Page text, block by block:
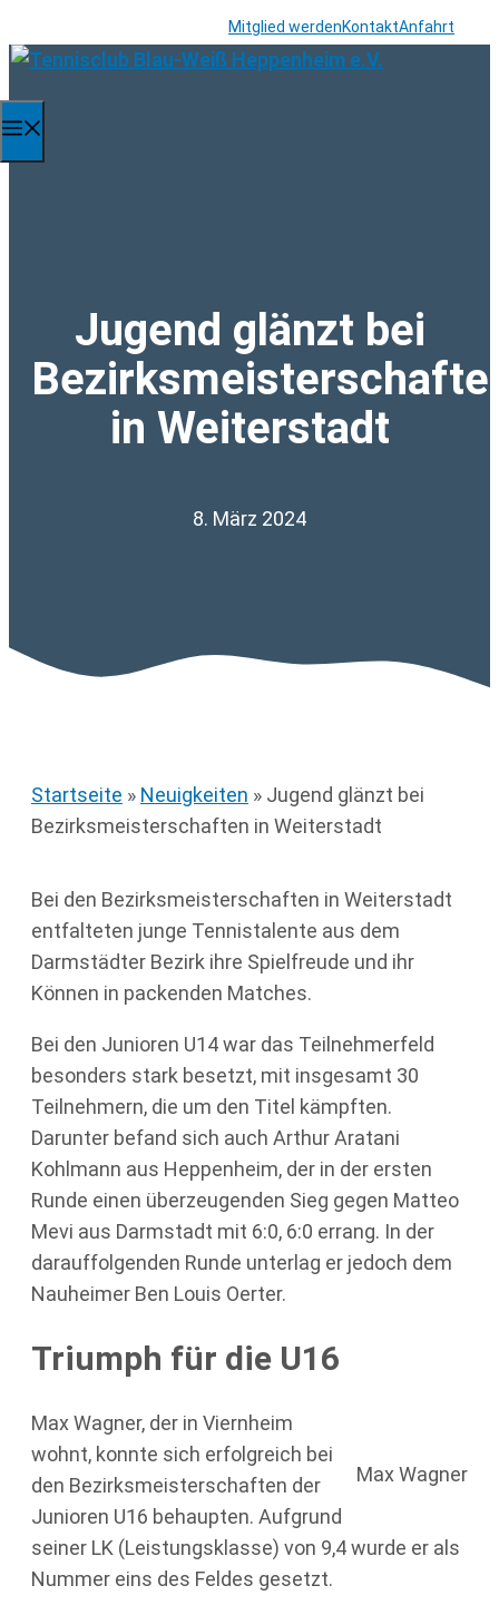
Inhalt
Mitglied werdenKontaktAnfahrt
Jugend glänzt bei
in Weiterstadt
8. März 2024
Startseite » Neuigkeiten » Jugend glänzt bei
Bezirksmeisterschaften in Weiterstadt
Bei den Bezirksmeisterschaften in Weiterstadt
entfalteten junge Tennistalente aus dem
Darmstädter Bezirk ihre Spielfreude und ihr
Können in packenden Matches.
Bei den Junioren U14 war das Teilnehmerfeld
besonders stark besetzt, mit insgesamt 30
Teilnehmern, die um den Titel kämpften.
Darunter befand sich auch Arthur Aratani
Kohlmann aus Heppenheim, der in der ersten
Runde einen überzeugenden Sieg gegen Matteo
Mevi aus Darmstadt mit 6:0, 6:0 errang. In der
darauffolgenden Runde unterlag er jedoch dem
Nauheimer Ben Louis Oerter.
Triumph für die U16
Max Wagner
Max Wagner, der in Viernheim
wohnt, konnte sich erfolgreich bei
den Bezirksmeisterschaften der
Junioren U16 behaupten. Aufgrund
seiner LK (Leistungsklasse) von 9,4 wurde er als
Nummer eins des Feldes gesetzt.